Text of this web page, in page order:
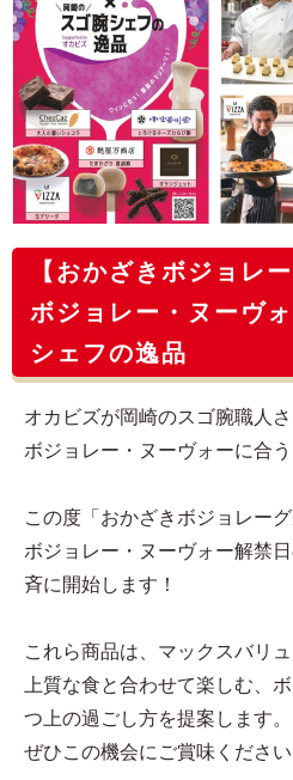
【おかざきボジョレ
ボジョレー・ヌーヴ
シェフの逸品
オカビズが岡崎のスゴ腕職人さ
ボジョレー・ヌーヴォーに合
この度「おかざきボジョレーグ
ボジョレー・ヌーヴォー解禁
斉に開始します！
これら商品は、マックスバリ
上質な食と合わせて楽しむ、
つ上の過ごし方を提案します。
ぜひこの機会にご賞味ください